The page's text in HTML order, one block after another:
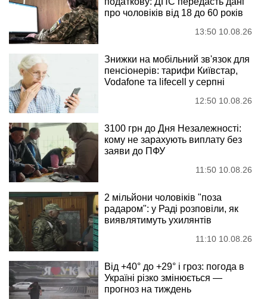
про чоловіків від 18 до 60 років
13:50 10.08.26
Знижки на мобільний зв'язок для
пенсіонерів: тарифи Київстар,
Vodafone та lifecell у серпні
12:50 10.08.26
3100 грн до Дня Незалежності:
кому не зарахують виплату без
заяви до ПФУ
11:50 10.08.26
2 мільйони чоловіків "поза
радаром": у Раді розповіли, як
виявлятимуть ухилянтів
11:10 10.08.26
Від +40° до +29° і гроз: погода в
Україні різко змінюється —
прогноз на тиждень